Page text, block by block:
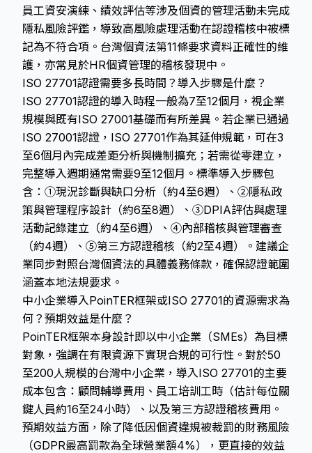
員工資安演練、績效評估等涉及個資的管理活動未完成
隱私風險評鑑 ，導致高風險處理活動在認證稽核中被標
記為不符合項。台灣個資法第11條要求資料正確性的維
護，亦常見於HR個資管理的稽核發現中。
ISO 27701認證需要多長時間？導入步驟是什麼？
ISO 27701認證的導入時程一般為7至12個月，視企業
規模與既有ISO 27001基礎而有所差異。若企業已通過
ISO 27001認證，ISO 27701作為其延伸規範，可在3
至6個月內完成差距分析與機制擴充；若需從零建立，
完整導入週期通常需要9至12個月。標準導入步驟包
含：①現況診斷與缺口分析（約4至6週）、②隱私政
策與管理程序設計（約6至8週）、③DPIA評估與處理
活動記錄建立（約4至6週）、④內部稽核與管理審查
（約4週）、⑤第三方認證稽核（約2至4週）。建議企
業同步對照台灣個資法的具體義務條款，確保認證範圍
涵蓋本地法規要求。
中小企業導入PoinTER框架或ISO 27701的資源需求為
何？預期效益是什麼？
PoinTER框架本身設計即以中小企業（SMEs）為目標
對象，強調在有限資源下實現合規的可行性。對於50
至200人規模的台灣中小企業，導入ISO 27701的主要
成本包含：顧問輔導費用、員工培訓工時（估計每位關
鍵人員約16至24小時）、以及第三方認證稽核費用。
預期效益方面，除了降低因個資違規被裁罰的財務風險
（GDPR最高罰款為全球營業額4%），更直接的效益